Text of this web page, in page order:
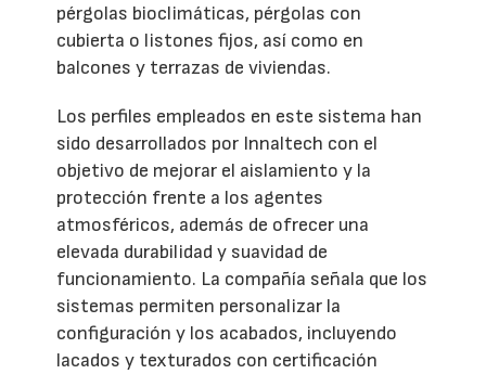
pérgolas bioclimáticas, pérgolas con
cubierta o listones fijos, así como en
balcones y terrazas de viviendas.
Los perfiles empleados en este sistema han
sido desarrollados por Innaltech con el
objetivo de mejorar el aislamiento y la
protección frente a los agentes
atmosféricos, además de ofrecer una
elevada durabilidad y suavidad de
funcionamiento. La compañía señala que los
sistemas permiten personalizar la
configuración y los acabados, incluyendo
lacados y texturados con certificación